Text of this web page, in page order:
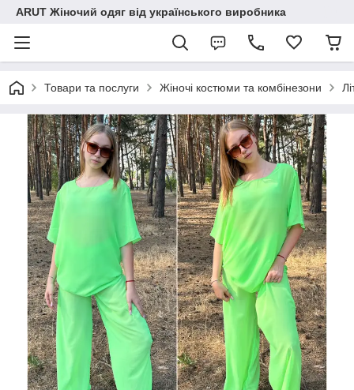
ARUT Жіночий одяг від українського виробника
Товари та послуги Жіночі костюми та комбінезони